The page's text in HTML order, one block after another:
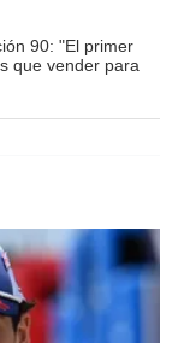
90: "El primer
que vender para